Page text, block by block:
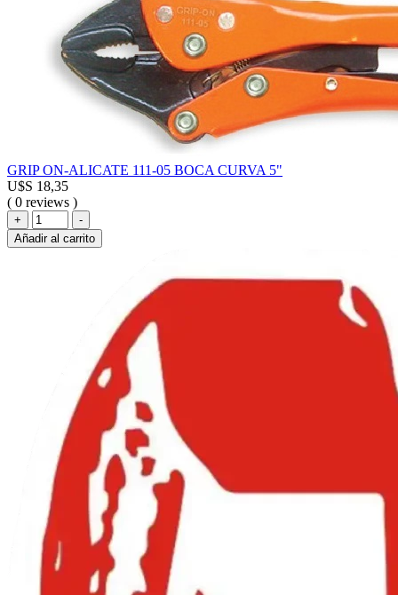
GRIP ON-ALICATE 111-05 BOCA CURVA 5"
U$S 18,35
( 0 reviews )
+
GRIP
ON-
ALICATE
-
Añadir al carrito